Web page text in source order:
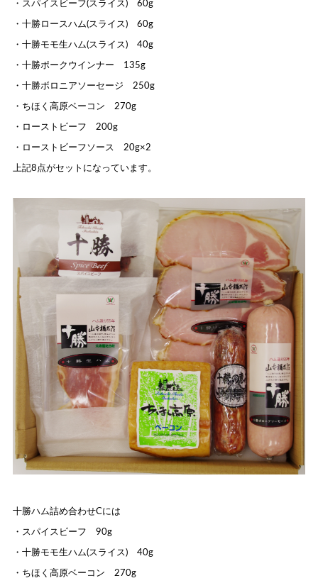
・スパイスビーフ(スライス) 60g
・十勝ロースハム(スライス) 60g
・十勝モモ生ハム(スライス) 40g
・十勝ポークウインナー 135g
・十勝ボロニアソーセージ 250g
・ちほく高原ベーコン 270g
・ローストビーフ 200g
・ローストビーフソース 20g×2
上記8点がセットになっています。
十勝ハム詰め合わせCには
・スパイスビーフ 90g
・十勝モモ生ハム(スライス) 40g
・ちほく高原ベーコン 270g